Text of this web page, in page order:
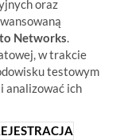
oraz
Networks.
w trakcie
testowym
analizować ich